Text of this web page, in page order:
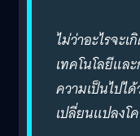
ไม่ว่าอะไรจะ
เทคโนโลยีแล
ความเป็นไปไ
เปลี่ยนแปลงโ